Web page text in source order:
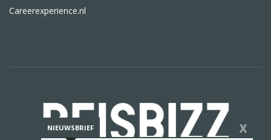
Careerexperience.nl
NIEUWSBRIEF X